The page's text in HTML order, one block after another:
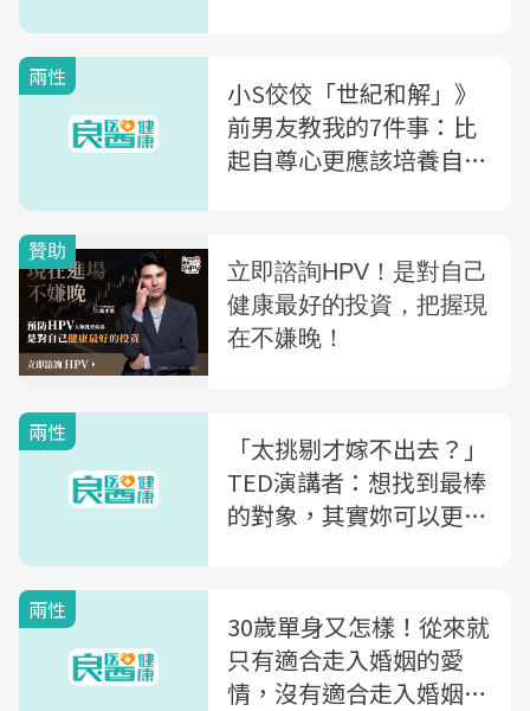
兩性
小S佼佼「世紀和解」》
前男友教我的7件事：比
起自尊心更應該培養自信
兩性
「太挑剔才嫁不出去？」
TED演講者：想找到最棒
的對象，其實妳可以更挑
兩性
30歲單身又怎樣！從來就
只有適合走入婚姻的愛
情，沒有適合走入婚姻的